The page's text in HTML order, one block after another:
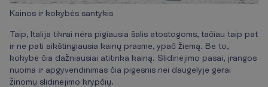
Kainos ir kokybės santykis
Taip, Italija tikrai nėra pigiausia šalis atostogoms, tačiau taip pat
ir ne pati aikštingiausia kainų prasme, ypač žiemą. Be to,
kokybė čia dažniausiai atitinka kainą. Slidinėjimo pasai, įrangos
nuoma ir apgyvendinimas čia pigesnis nei daugelyje gerai
žinomų slidinėjimo krypčių.